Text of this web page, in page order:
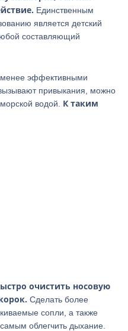
Единственным
является детский
составляющий
эффективными
привыкания, можно
водой. К таким
очистить носовую
Сделать более
сопли, а также
облегчить дыхание.